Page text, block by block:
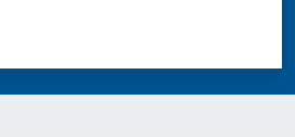
stelle su 5
su 5
5